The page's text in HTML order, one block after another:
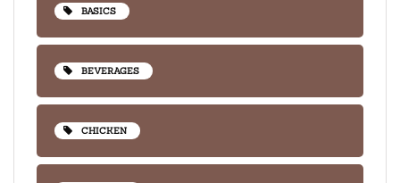
BASICS
BEVERAGES
CHICKEN